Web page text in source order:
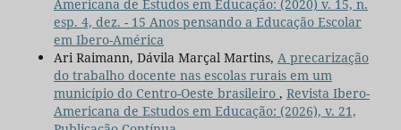
Americana de Estudos em Educação: (2020) v. 15, n.
esp. 4, dez. - 15 Anos pensando a Educação Escolar
em Ibero-América
Ari Raimann, Dávila Marçal Martins, A precarização
do trabalho docente nas escolas rurais em um
município do Centro-Oeste brasileiro , Revista Ibero-
Americana de Estudos em Educação: (2026), v. 21,